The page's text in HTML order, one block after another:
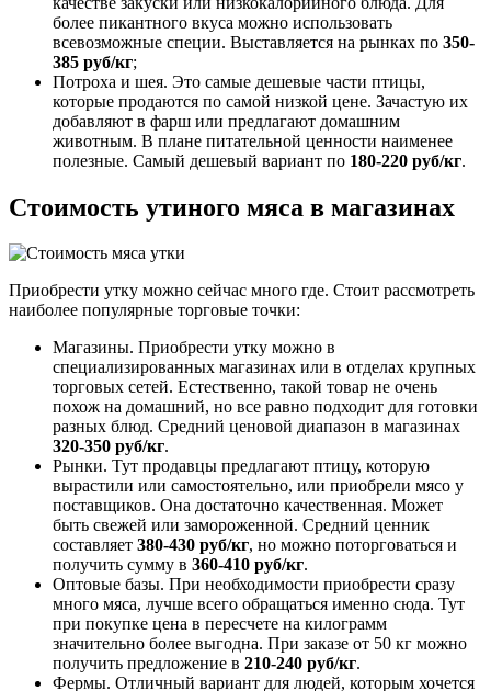
более пикантного вкуса можно использовать
всевозможные специи. Выставляется на рынках по 350-
385 руб/кг;
Потроха и шея. Это самые дешевые части птицы,
которые продаются по самой низкой цене. Зачастую их
добавляют в фарш или предлагают домашним
животным. В плане питательной ценности наименее
полезные. Самый дешевый вариант по 180-220 руб/кг.
Стоимость утиного мяса в магазинах
Приобрести утку можно сейчас много где. Стоит рассмотреть
наиболее популярные торговые точки:
Магазины. Приобрести утку можно в
специализированных магазинах или в отделах крупных
торговых сетей. Естественно, такой товар не очень
похож на домашний, но все равно подходит для готовки
разных блюд. Средний ценовой диапазон в магазинах
320-350 руб/кг.
Рынки. Тут продавцы предлагают птицу, которую
вырастили или самостоятельно, или приобрели мясо у
поставщиков. Она достаточно качественная. Может
быть свежей или замороженной. Средний ценник
составляет 380-430 руб/кг, но можно поторговаться и
получить сумму в 360-410 руб/кг.
Оптовые базы. При необходимости приобрести сразу
много мяса, лучше всего обращаться именно сюда. Тут
при покупке цена в пересчете на килограмм
значительно более выгодна. При заказе от 50 кг можно
получить предложение в 210-240 руб/кг.
Фермы. Отличный вариант для людей, которым хочется